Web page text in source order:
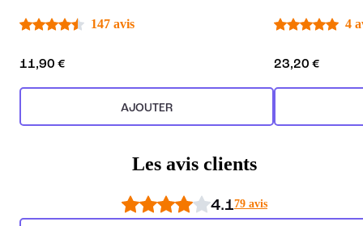
147 avis
11,90 €
AJOUTER
4
23,20 €
Les avis clients
4.179 avis